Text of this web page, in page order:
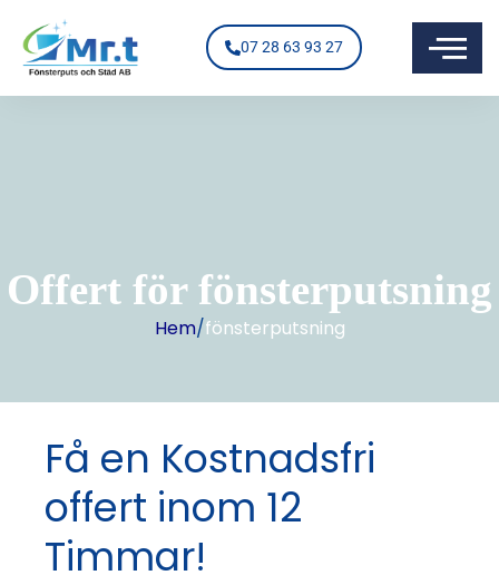
07 28 63 93 27
Offert för fönsterputsning
Hem/fönsterputsning
Få en Kostnadsfri
offert inom 12
Timmar!